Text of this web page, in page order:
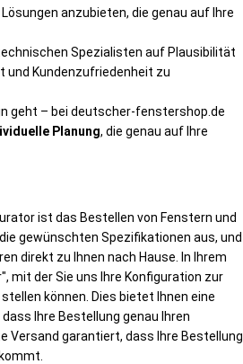
anzubieten, die genau auf Ihre
Spezialisten auf Plausibilität
und Kundenzufriedenheit zu
geht – bei deutscher-fenstershop.de
Planung, die genau auf Ihre
ist das Bestellen von Fenstern und
gewünschten Spezifikationen aus, und
direkt zu Ihnen nach Hause. In Ihrem
mit der Sie uns Ihre Konfiguration zur
können. Dies bietet Ihnen eine
Ihre Bestellung genau Ihren
garantiert, dass Ihre Bestellung